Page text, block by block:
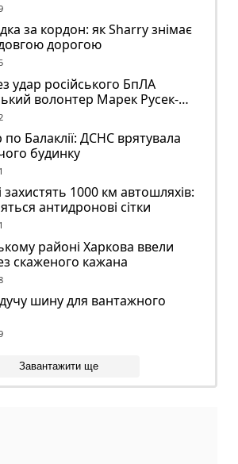
за кордон: як Sharry знімає
дорогою
удар російського БпЛА
волонтер Марек Русек-
Балаклії: ДСНС врятувала
будинку
1000 км автошляхів:
антидронові сітки
районі Харкова ввели
скаженого кажана
шину для вантажного
Завантажити ще